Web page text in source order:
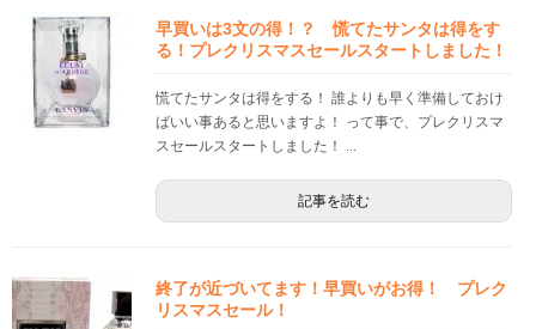
早買いは3文の得！？ 慌てたサンタは得をす
る！プレクリスマスセールスタートしました！
慌てたサンタは得をする！ 誰よりも早く準備しておけ
ばいい事あると思いますよ！ って事で、プレクリスマ
スセールスタートしました！ ...
記事を読む
終了が近づいてます！早買いがお得！ プレク
リスマスセール！